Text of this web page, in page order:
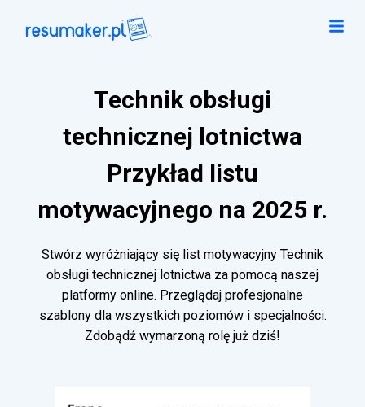
Technik obsługi
technicznej lotnictwa
Przykład listu
motywacyjnego na 2025 r.
Stwórz wyróżniający się list motywacyjny Technik
obsługi technicznej lotnictwa za pomocą naszej
platformy online. Przeglądaj profesjonalne
szablony dla wszystkich poziomów i specjalności.
Zdobądź wymarzoną rolę już dziś!